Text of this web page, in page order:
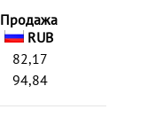
Продажа
RUB
82,17
94,84